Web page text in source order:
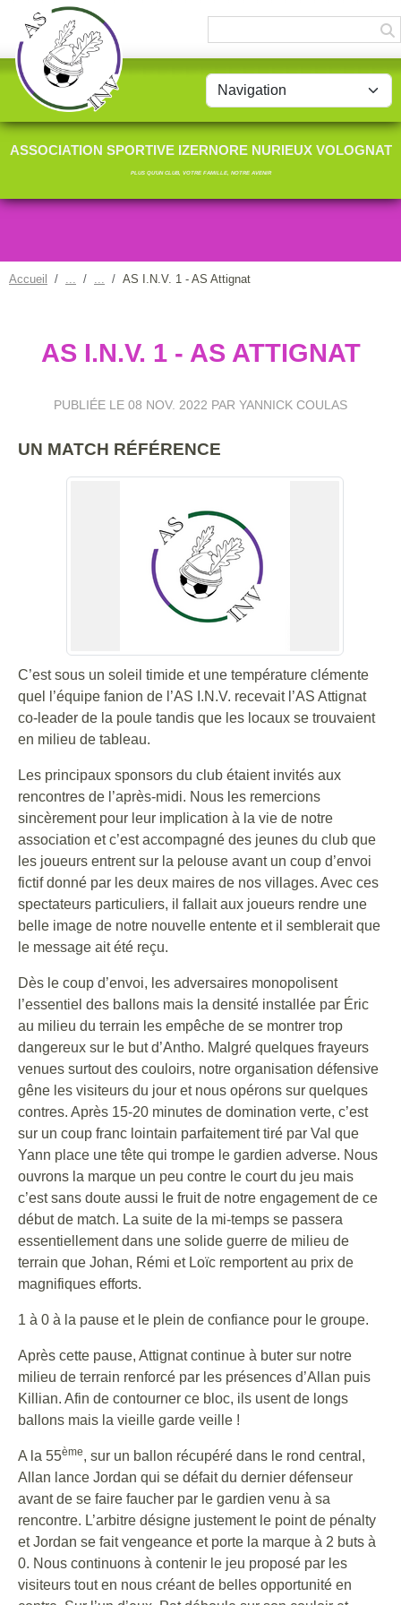
ASSOCIATION SPORTIVE IZERNORE NURIEUX VOLOGNAT
PLUS QU'UN CLUB, VOTRE FAMILLE, NOTRE AVENIR
Accueil AS I.N.V. 1 - AS Attignat
AS I.N.V. 1 - AS ATTIGNAT
PUBLIÉE LE 08 NOV. 2022 PAR YANNICK COULAS
UN MATCH RÉFÉRENCE
C’est sous un soleil timide et une température clémente
quel l’équipe fanion de l’AS I.N.V. recevait l’AS Attignat
co-leader de la poule tandis que les locaux se trouvaient
en milieu de tableau.
Les principaux sponsors du club étaient invités aux
rencontres de l’après-midi. Nous les remercions
sincèrement pour leur implication à la vie de notre
association et c’est accompagné des jeunes du club que
les joueurs entrent sur la pelouse avant un coup d’envoi
fictif donné par les deux maires de nos villages. Avec ces
spectateurs particuliers, il fallait aux joueurs rendre une
belle image de notre nouvelle entente et il semblerait que
le message ait été reçu.
Dès le coup d’envoi, les adversaires monopolisent
l’essentiel des ballons mais la densité installée par Éric
au milieu du terrain les empêche de se montrer trop
dangereux sur le but d’Antho. Malgré quelques frayeurs
venues surtout des couloirs, notre organisation défensive
gêne les visiteurs du jour et nous opérons sur quelques
contres. Après 15-20 minutes de domination verte, c’est
sur un coup franc lointain parfaitement tiré par Val que
Yann place une tête qui trompe le gardien adverse. Nous
ouvrons la marque un peu contre le court du jeu mais
c’est sans doute aussi le fruit de notre engagement de ce
début de match. La suite de la mi-temps se passera
essentiellement dans une solide guerre de milieu de
terrain que Johan, Rémi et Loïc remportent au prix de
magnifiques efforts.
1 à 0 à la pause et le plein de confiance pour le groupe.
Après cette pause, Attignat continue à buter sur notre
milieu de terrain renforcé par les présences d’Allan puis
Killian. Afin de contourner ce bloc, ils usent de longs
ballons mais la vieille garde veille !
A la 55ème, sur un ballon récupéré dans le rond central,
Allan lance Jordan qui se défait du dernier défenseur
avant de se faire faucher par le gardien venu à sa
rencontre. L’arbitre désigne justement le point de pénalty
et Jordan se fait vengeance et porte la marque à 2 buts à
0. Nous continuons à contenir le jeu proposé par les
visiteurs tout en nous créant de belles opportunité en
Panneau de gestion des cookies